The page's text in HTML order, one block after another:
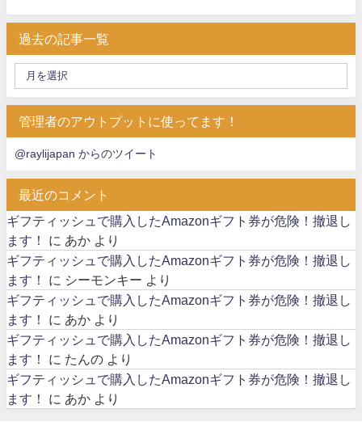
過去の記事一覧
管理者のアウトプットに使ってます！
@raylijapan からのツイート
最近のコメント
ギフティッシュで購入したAmazonギフト券が危険！撤退し
ます！
に あか より
ギフティッシュで購入したAmazonギフト券が危険！撤退し
ます！
に シーモンキー より
ギフティッシュで購入したAmazonギフト券が危険！撤退し
ます！
に あか より
ギフティッシュで購入したAmazonギフト券が危険！撤退し
ます！
に たんの より
ギフティッシュで購入したAmazonギフト券が危険！撤退し
ます！
に あか より